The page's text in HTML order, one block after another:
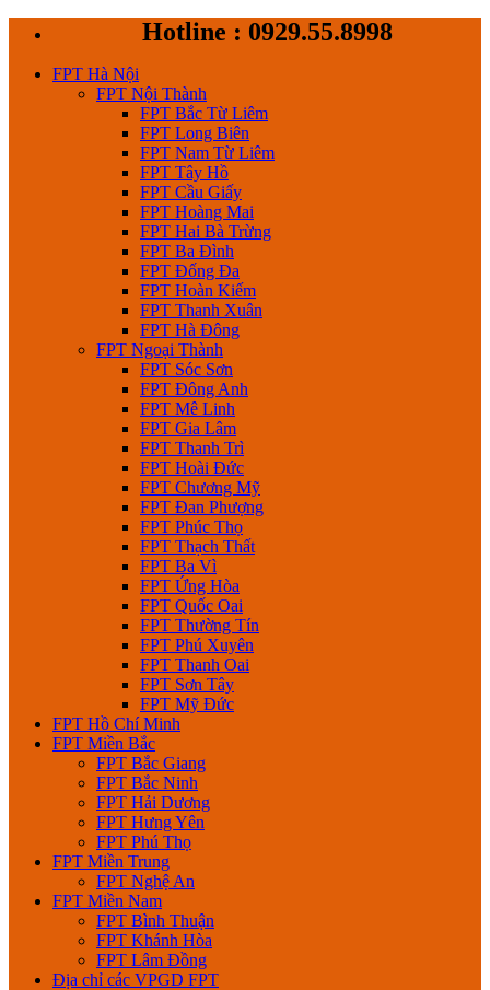
content
Hotline : 0929.55.8998
FPT Hà Nội
FPT Nội Thành
FPT Bắc Từ Liêm
FPT Long Biên
FPT Nam Từ Liêm
FPT Tây Hồ
FPT Cầu Giấy
FPT Hoàng Mai
FPT Hai Bà Trừng
FPT Ba Đình
FPT Đống Đa
FPT Hoàn Kiếm
FPT Thanh Xuân
FPT Hà Đông
FPT Ngoại Thành
FPT Sóc Sơn
FPT Đông Anh
FPT Mê Linh
FPT Gia Lâm
FPT Thanh Trì
FPT Hoài Đức
FPT Chương Mỹ
FPT Đan Phượng
FPT Phúc Thọ
FPT Thạch Thất
FPT Ba Vì
FPT Ứng Hòa
FPT Quốc Oai
FPT Thường Tín
FPT Phú Xuyên
FPT Thanh Oai
FPT Sơn Tây
FPT Mỹ Đức
FPT Hồ Chí Minh
FPT Miền Bắc
FPT Bắc Giang
FPT Bắc Ninh
FPT Hải Dương
FPT Hưng Yên
FPT Phú Thọ
FPT Miền Trung
FPT Nghệ An
FPT Miền Nam
FPT Bình Thuận
FPT Khánh Hòa
FPT Lâm Đồng
Địa chỉ các VPGD FPT